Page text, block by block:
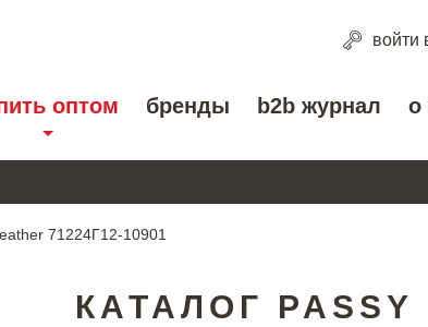
войти
оптом бренды b2b журнал о
71224Г12-10901
КАТАЛОГ PASSY